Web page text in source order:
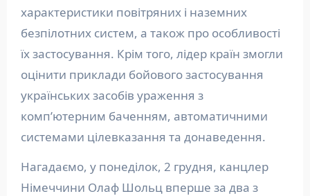
характеристики повітряних і наземних
безпілотних систем, а також про особливості
їх застосування. Крім того, лідер країн змогли
оцінити приклади бойового застосування
українських засобів ураження з
комп’ютерним баченням, автоматичними
системами цілевказання та донаведення.
Нагадаємо, у понеділок, 2 грудня, канцлер
Німеччини Олаф Шольц вперше за два з